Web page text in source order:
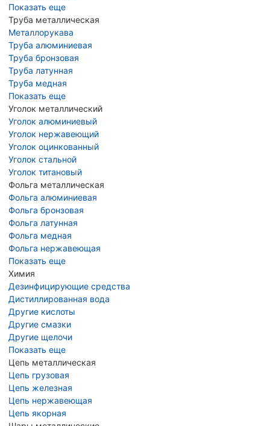
Показать еще
Труба металлическая
Металлорукава
Труба алюминиевая
Труба бронзовая
Труба латунная
Труба медная
Показать еще
Уголок металлический
Уголок алюминиевый
Уголок нержавеющий
Уголок оцинкованный
Уголок стальной
Уголок титановый
Фольга металлическая
Фольга алюминиевая
Фольга бронзовая
Фольга латунная
Фольга медная
Фольга нержавеющая
Показать еще
Химия
Дезинфицирующие средства
Дистиллированная вода
Другие кислоты
Другие смазки
Другие щелочи
Показать еще
Цепь металлическая
Цепь грузовая
Цепь железная
Цепь нержавеющая
Цепь якорная